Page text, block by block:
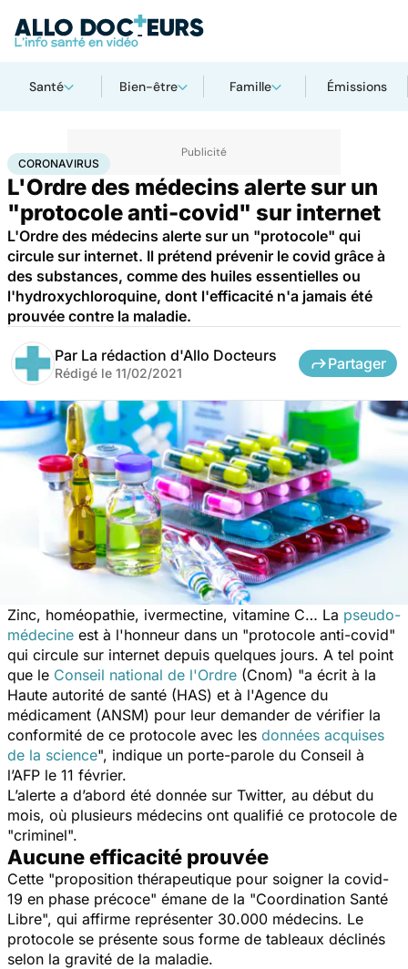
Santé Bien-être Famille Émissions
AccueilSantéCoronavirus
CORONAVIRUS
L'Ordre des médecins alerte sur un
"protocole anti-covid" sur internet
L'Ordre des médecins alerte sur un "protocole" qui
circule sur internet. Il prétend prévenir le covid grâce à
des substances, comme des huiles essentielles ou
l'hydroxychloroquine, dont l'efficacité n'a jamais été
prouvée contre la maladie.
Par La rédaction d'Allo Docteurs
Rédigé le 11/02/2021
Partager
Zinc, homéopathie, ivermectine, vitamine C… La pseudo-
médecine est à l'honneur dans un "protocole anti-covid"
qui circule sur internet depuis quelques jours. A tel point
que le Conseil national de l'Ordre (Cnom) "a écrit à la
Haute autorité de santé (HAS) et à l'Agence du
médicament (ANSM) pour leur demander de vérifier la
conformité de ce protocole avec les données acquises
de la science", indique un porte-parole du Conseil à
l’AFP le 11 février.
L’alerte a d’abord été donnée sur Twitter, au début du
mois, où plusieurs médecins ont qualifié ce protocole de
"criminel".
Aucune efficacité prouvée
Cette "proposition thérapeutique pour soigner la covid-
19 en phase précoce" émane de la "Coordination Santé
Libre", qui affirme représenter 30.000 médecins. Le
protocole se présente sous forme de tableaux déclinés
selon la gravité de la maladie.